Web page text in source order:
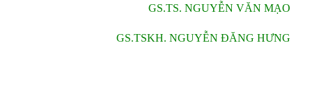
GS.TS. NGUYỄN VĂN MẠO
GS.TSKH. NGUYỄN ĐĂNG HƯNG